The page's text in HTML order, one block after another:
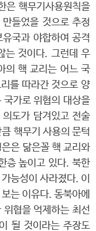
핵무기사용원칙을
들었을 것으로 추정
국과 야합하여 공격
는 것이다. 그런데 우
의 핵 교리는 어느 국
를 따라간 것으로 양
가로 위협의 대상을
도가 담겨있고 전술
핵무기 사용의 문턱
은 닮은꼴 핵 교리와
층 높이고 있다. 북한
능성이 사라졌다. 이
는 이유다. 동북아에
협을 억제하는 최선
될 것이라는 주장도